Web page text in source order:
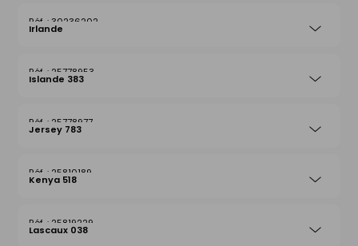
30236202
Irlande
25778953
Islande 383
25778977
Jersey 783
25810189
Kenya 518
25819229
Lascaux 038